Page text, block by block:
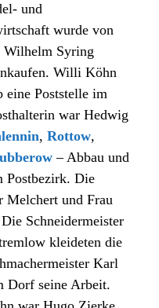
und
wurde von
Syring
Willi Köhn
eine Poststelle im
war Hedwig
, Rottow,
– Abbau und
Postbezirk. Die
Melchert und Frau
Schneidermeister
kleideten die
Karl
Dorf seine Arbeit.